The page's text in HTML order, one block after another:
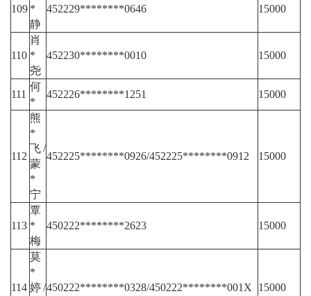
109 *
静
452229********0646 15000
110
肖
*
尧
452230********0010 15000
111
何
*
452226********1251 15000
112
熊
*
飞/
蒙
*
宁
452225********0926/452225********0912 15000
113
覃
*
梅
450222********2623 15000
114
莫
*
婷/450222********0328/450222********001X 15000